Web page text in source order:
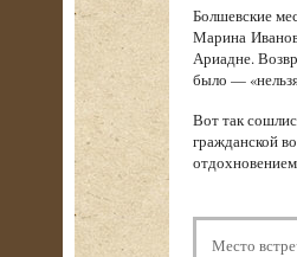
Болшевские
Марина
Ариадне.
было —
Вот так
гражданской
Место